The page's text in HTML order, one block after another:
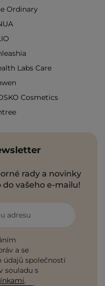
Ordinary
Labs Care
Cosmetics
rady a novinky
vašeho e-mailu!
adresu
a se
údajů společností
souladu s
.